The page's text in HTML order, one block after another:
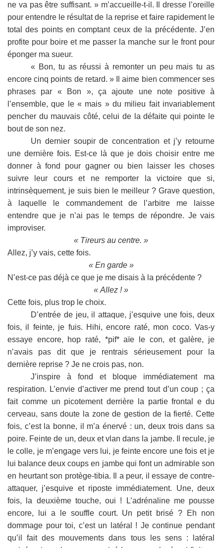
ne va pas être suffisant. » m’accueille-t-il. Il dresse l’oreille
pour entendre le résultat de la reprise et faire rapidement le
total des points en comptant ceux de la précédente. J’en
profite pour boire et me passer la manche sur le front pour
éponger ma sueur.
« Bon, tu as réussi à remonter un peu mais tu as
encore cinq points de retard. » Il aime bien commencer ses
phrases par « Bon », ça ajoute une note positive à
l’ensemble, que le « mais » du milieu fait invariablement
pencher du mauvais côté, celui de la défaite qui pointe le
bout de son nez.
Un dernier soupir de concentration et j’y retourne
une dernière fois. Est-ce là que je dois choisir entre me
donner à fond pour gagner ou bien laisser les choses
suivre leur cours et ne remporter la victoire que si,
intrinsèquement, je suis bien le meilleur ? Grave question,
à laquelle le commandement de l’arbitre me laisse
entendre que je n’ai pas le temps de répondre. Je vais
improviser.
« Tireurs au centre. »
Allez, j’y vais, cette fois.
« En garde »
N’est-ce pas déjà ce que je me disais à la précédente ?
« Allez ! »
Cette fois, plus trop le choix.
D’entrée de jeu, il attaque, j’esquive une fois, deux
fois, il feinte, je fuis. Hihi, encore raté, mon coco. Vas-y
essaye encore, hop raté, *pif* aïe le con, et galère, je
n’avais pas dit que je rentrais sérieusement pour la
dernière reprise ? Je ne crois pas, non.
J’inspire à fond et bloque immédiatement ma
respiration. L’envie d’activer me prend tout d’un coup ; ça
fait comme un picotement derrière la partie frontal
e du
cerveau, sans doute la zone de gestion de la fierté. Cette
fois, c’est la bonne, il m’a énervé : un, deux trois dans sa
poire. Feinte de un, deux et vlan dans la jambe. Il recule, je
le colle, je m’engage vers lui, je feinte encore une fois et je
lui balance deux coups en jambe qui font un admirable son
en heurtant son protège-tibia. Il a peur, il essaye de contre-
attaquer, j’esquive et riposte immédiatement. Une, deux
fois, la deuxième touche, oui ! L’adrénaline me pousse
encore, lui a le souffle court. Un petit brisé ? Eh non
dommage pour toi, c’est un latéral ! Je continue pendant
qu’il fait des mouvements dans tous les sens : latéral